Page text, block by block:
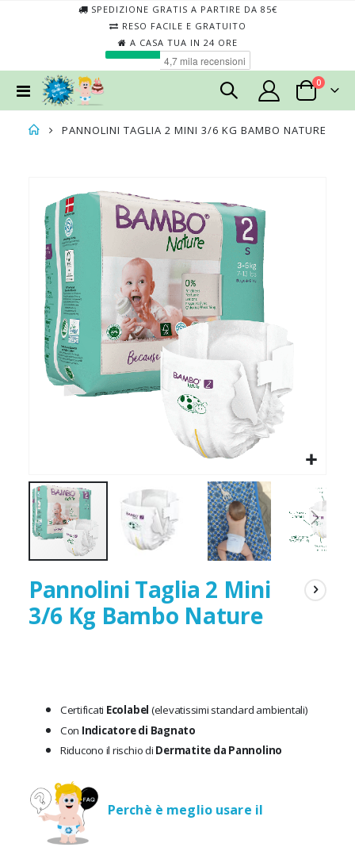
SPEDIZIONE GRATIS A PARTIRE DA 85€
RESO FACILE E GRATUITO
A CASA TUA IN 24 ORE
Toggle
Nav
Cart
0elementi
PANNOLINI TAGLIA 2 MINI 3/6 KG BAMBO NATURE
end
images
gallery
Pannolini Taglia 2 Mini
3/6 Kg Bambo Nature
Certificati Ecolabel (elevatissimi standard ambientali)
Con Indicatore di Bagnato
Riducono il rischio di Dermatite da Pannolino
Perchè è meglio usare il